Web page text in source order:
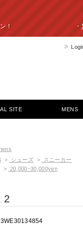
イスダウン！ ・
SITE MENS
> シューズ>
スニーカー
> 20,000~30,000yen
2
3WE30134854